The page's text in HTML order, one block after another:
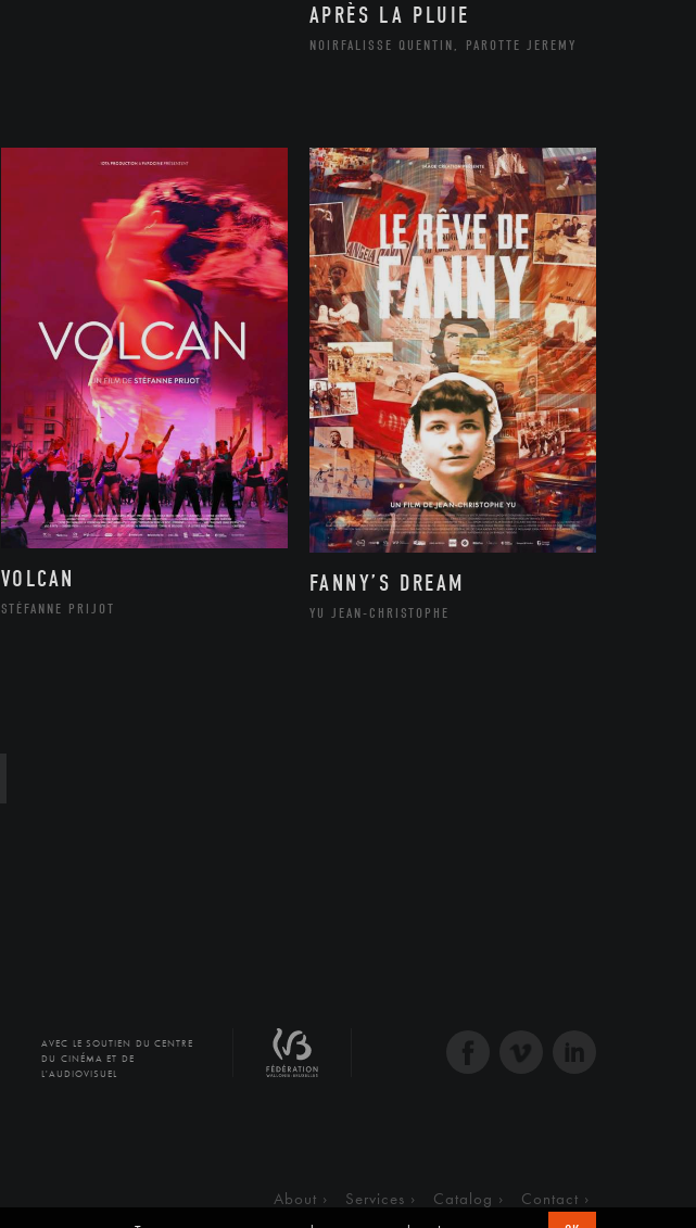
APRÈS LA PLUIE
NOIRFALISSE QUENTIN, PAROTTE JEREMY
VOLCAN
STÉFANNE PRIJOT
FANNY’S DREAM
YU JEAN-CHRISTOPHE
AVEC LE SOUTIEN DU CENTRE
DU CINÉMA ET DE
L'AUDIOVISUEL
About Services Catalog Contact